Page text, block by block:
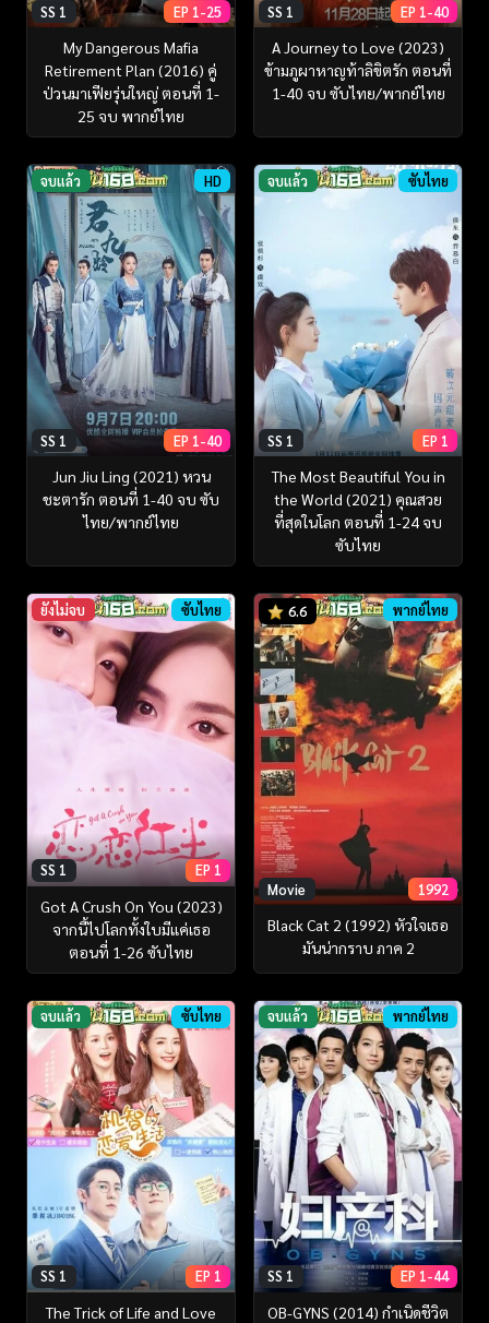
SS 1 EP 1-25
My Dangerous Mafia
Retirement Plan (2016) คู่
ป่วนมาเฟียรุ่นใหญ่ ตอนที่ 1-
25 จบ พากย์ไทย
SS 1 EP 1-40
A Journey to Love (2023)
ข้ามภูผาหาญท้าลิขิตรัก ตอนที่
1-40 จบ ซับไทย/พากย์ไทย
จบแล้ว HD
SS 1 EP 1-40
Jun Jiu Ling (2021) หวน
ชะตารัก ตอนที่ 1-40 จบ ซับ
ไทย/พากย์ไทย
จบแล้ว ซับไทย
SS 1 EP 1
The Most Beautiful You in
the World (2021) คุณสวย
ที่สุดในโลก ตอนที่ 1-24 จบ
ซับไทย
ยังไม่จบ ซับไทย
SS 1 EP 1
Got A Crush On You (2023)
จากนี้ไปโลกทั้งใบมีแค่เธอ
ตอนที่ 1-26 ซับไทย
6.6 พากย์ไทย
Movie 1992
Black Cat 2 (1992) หัวใจเธอ
มันน่ากราบ ภาค 2
จบแล้ว ซับไทย
SS 1 EP 1
The Trick of Life and Love
จบแล้ว พากย์ไทย
SS 1 EP 1-44
OB-GYNS (2014) กำเนิดชีวิต